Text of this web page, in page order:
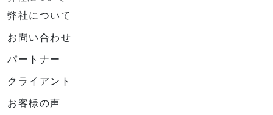
弊社について
お問い合わせ
パートナー
クライアント
お客様の声